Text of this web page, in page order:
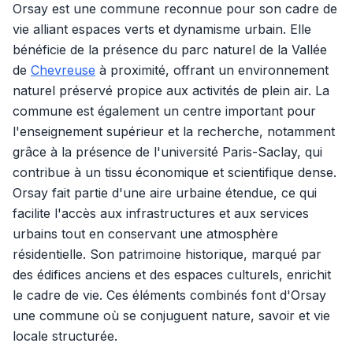
Orsay est une commune reconnue pour son cadre de
vie alliant espaces verts et dynamisme urbain. Elle
bénéficie de la présence du parc naturel de la Vallée
de Chevreuse à proximité, offrant un environnement
naturel préservé propice aux activités de plein air. La
commune est également un centre important pour
l'enseignement supérieur et la recherche, notamment
grâce à la présence de l'université Paris-Saclay, qui
contribue à un tissu économique et scientifique dense.
Orsay fait partie d'une aire urbaine étendue, ce qui
facilite l'accès aux infrastructures et aux services
urbains tout en conservant une atmosphère
résidentielle. Son patrimoine historique, marqué par
des édifices anciens et des espaces culturels, enrichit
le cadre de vie. Ces éléments combinés font d'Orsay
une commune où se conjuguent nature, savoir et vie
locale structurée.